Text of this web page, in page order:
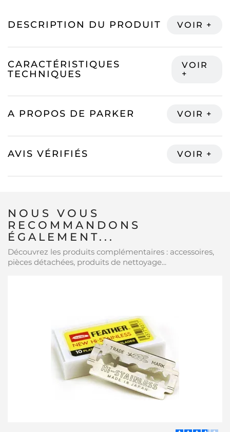
DESCRIPTION DU PRODUIT
CARACTÉRISTIQUES
TECHNIQUES
A PROPOS DE PARKER
AVIS VÉRIFIÉS
NOUS VOUS
RECOMMANDONS
ÉGALEMENT...
Découvrez les produits complémentaires : accessoires,
pièces détachées, produits de nettoyage...